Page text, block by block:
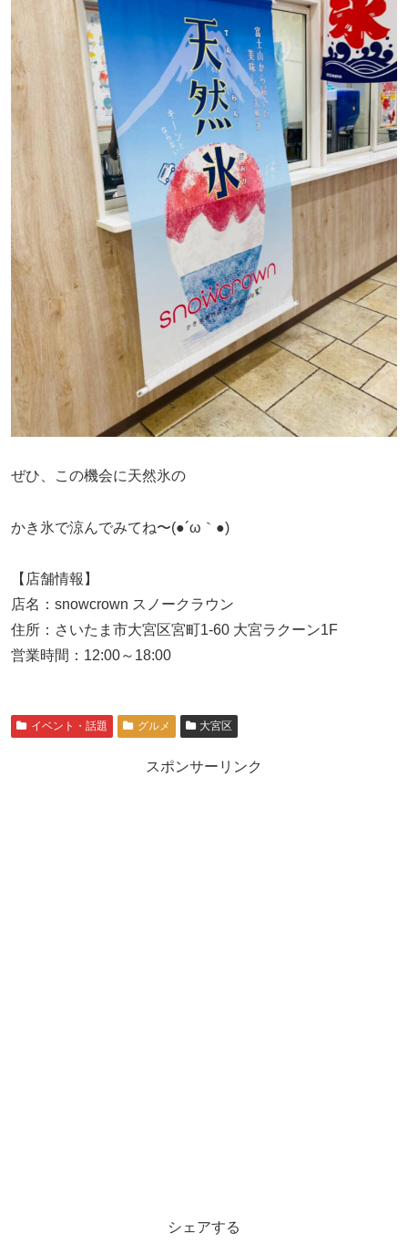
ぜひ、この機会に天然氷の
かき氷で涼んでみてね〜(●´ω｀●)
【店舗情報】
店名：snowcrown スノークラウン
住所：さいたま市大宮区宮町1-60 大宮ラクーン1F
営業時間：12:00～18:00
イベント・話題 グルメ 大宮区
スポンサーリンク
シェアする